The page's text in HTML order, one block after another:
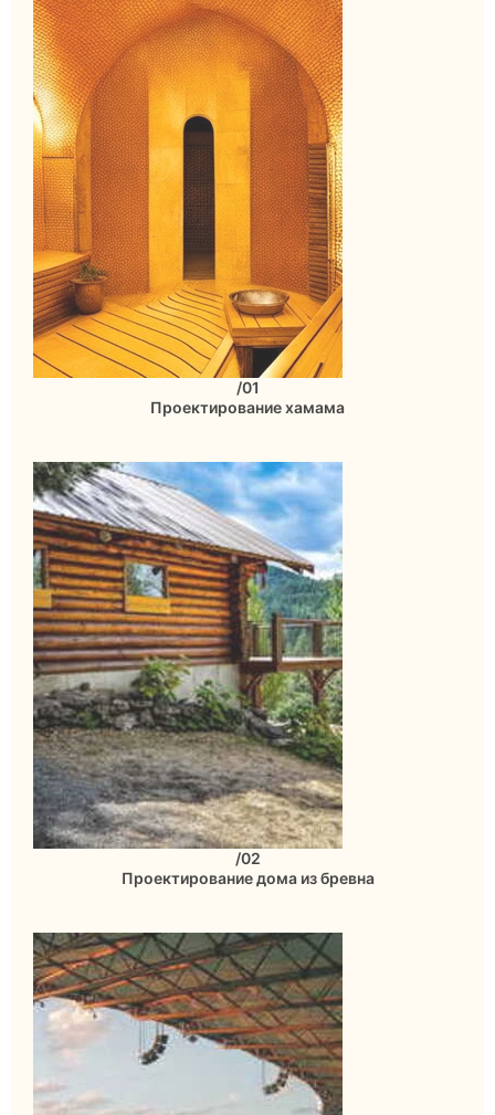
/01
Проектирование хамама
/02
Проектирование дома из бревна